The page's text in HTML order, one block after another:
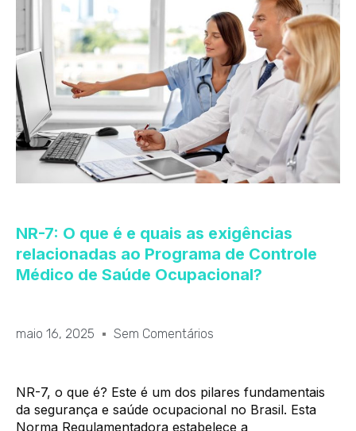
NR-7: O que é e quais as exigências
relacionadas ao Programa de Controle
Médico de Saúde Ocupacional?
maio 16, 2025 Sem Comentários
NR-7, o que é? Este é um dos pilares fundamentais
da segurança e saúde ocupacional no Brasil. Esta
Norma Regulamentadora estabelece a